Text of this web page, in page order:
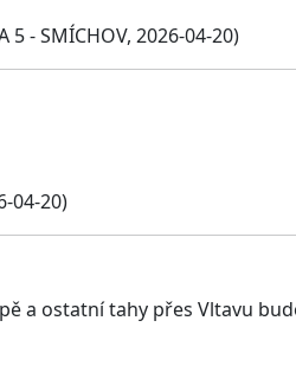
5 - SMÍCHOV, 2026-04-20)
04-20)
a ostatní tahy přes Vltavu